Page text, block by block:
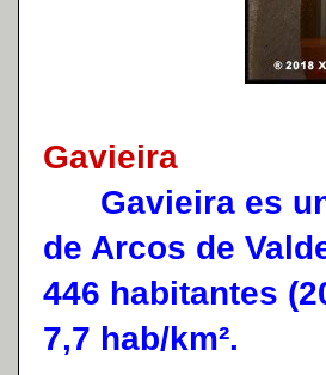
Gavieira
Gavieira es
de Arcos de
446 habitantes
7,7 hab/km².